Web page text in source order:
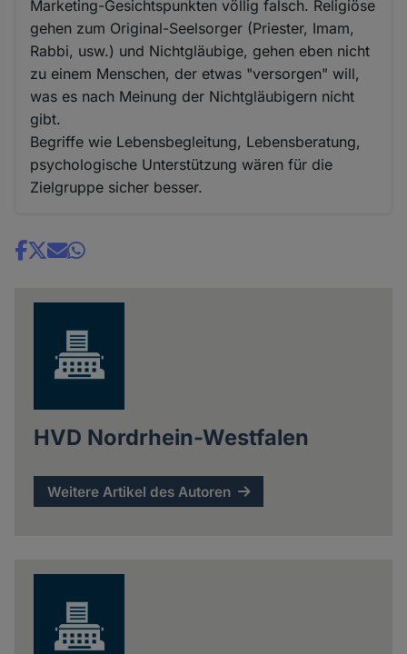
Marketing-Gesichtspunkten völlig falsch. Religiöse
gehen zum Original-Seelsorger (Priester, Imam,
Rabbi, usw.) und Nichtgläubige, gehen eben nicht
zu einem Menschen, der etwas "versorgen" will,
was es nach Meinung der Nichtgläubigern nicht
gibt.
Begriffe wie Lebensbegleitung, Lebensberatung,
psychologische Unterstützung wären für die
Zielgruppe sicher besser.
Share
HVD Nordrhein-Westfalen
Weitere Artikel des Autoren